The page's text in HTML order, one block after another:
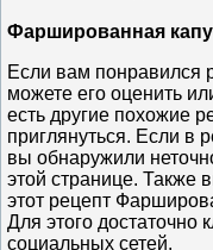
Фаршированная
Если вам понравился
можете его оценить
есть другие похожие
приглянуться. Если в
вы обнаружили
этой странице. Также
этот рецепт
Для этого достаточно
социальных сетей.